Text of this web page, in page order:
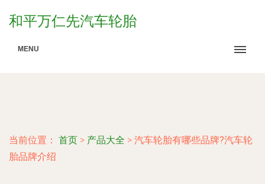
和平万仁先汽车轮胎
MENU
当前位置： 首页 > 产品大全 > 汽车轮胎有哪些品牌?汽车轮
胎品牌介绍